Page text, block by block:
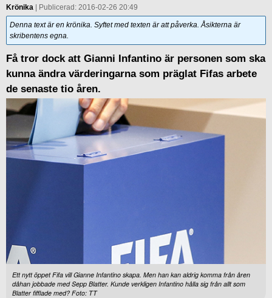
Krönika | Publicerad: 2016-02-26 20:49
Denna text är en krönika. Syftet med texten är att påverka. Åsikterna är
skribentens egna.
Få tror dock att Gianni Infantino är personen som ska
kunna ändra värderingarna som präglat Fifas arbete
de senaste tio åren.
Ett nytt öppet Fifa vill Gianne Infantino skapa. Men han kan aldrig komma från åren
dåhan jobbade med Sepp Blatter. Kunde verkligen Infantino hålla sig från allt som
Blatter fifflade med? Foto: TT